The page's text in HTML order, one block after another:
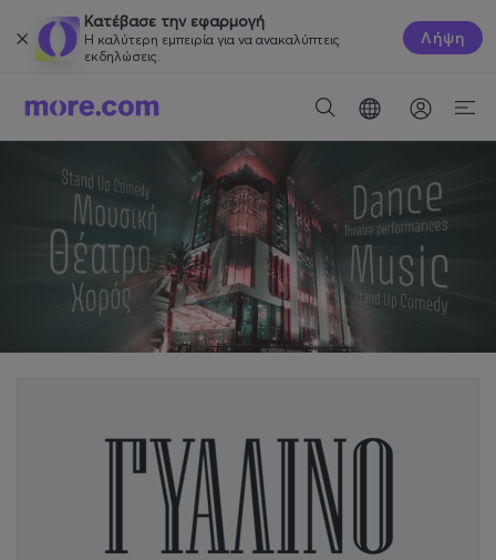
Κατέβασε την εφαρμογή
Η καλύτερη εμπειρία για να ανακαλύπτεις
εκδηλώσεις.
Λήψη